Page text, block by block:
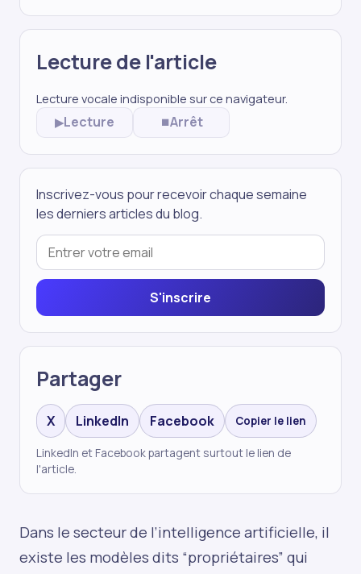
Lecture de l'article
Lecture vocale indisponible sur ce navigateur.
▶Lecture ⏹Arrêt
Inscrivez-vous pour recevoir chaque semaine
les derniers articles du blog.
S'inscrire
Partager
X LinkedIn Facebook Copier le lien
LinkedIn et Facebook partagent surtout le lien de
l'article.
Dans le secteur de l’intelligence artificielle, il
existe les modèles dits “propriétaires” qui